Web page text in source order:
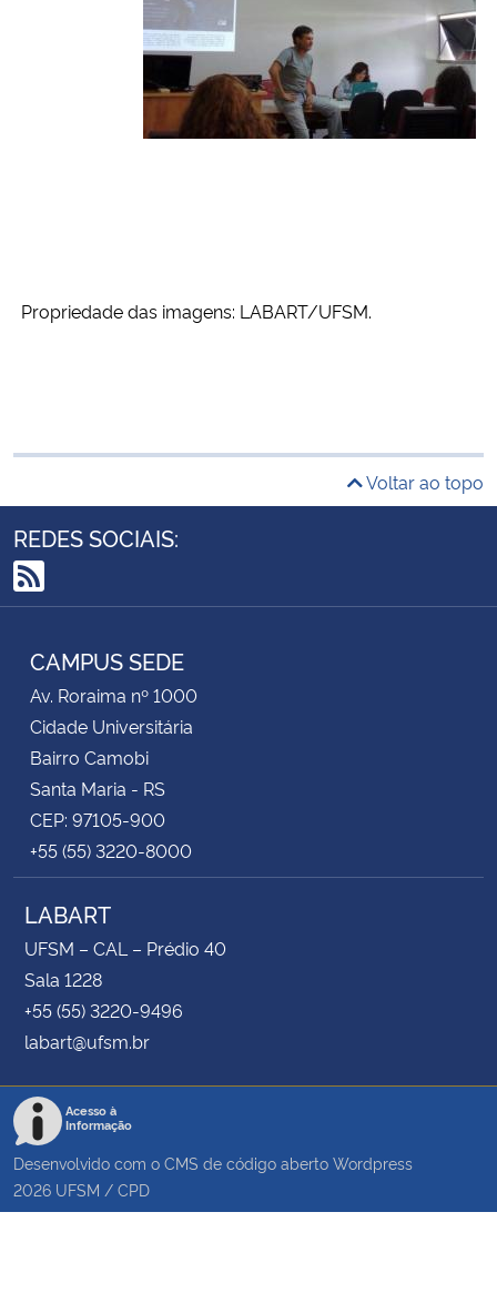
Propriedade das imagens: LABART/UFSM.
Voltar ao topo
REDES SOCIAIS:
RSS
CAMPUS SEDE
Av. Roraima nº 1000
Cidade Universitária
Bairro Camobi
Santa Maria - RS
CEP: 97105-900
+55 (55) 3220-8000
LABART
UFSM – CAL – Prédio 40
Sala 1228
+55 (55) 3220-9496
labart@ufsm.br
Acesso à
Informação
Desenvolvido com o CMS de código aberto Wordpress
2026 UFSM / CPD